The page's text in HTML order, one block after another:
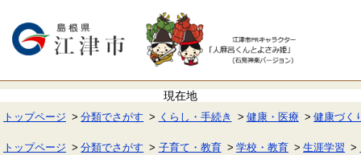
で
ば
本
へ
トップページ 分類でさがす くらし・手続き 健康・医療 健康づく
トップページ 分類でさがす 子育て・教育 学校・教育 生涯学習